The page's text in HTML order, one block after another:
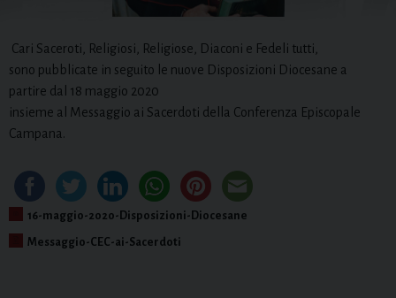
Cari Saceroti, Religiosi, Religiose, Diaconi e Fedeli tutti,
sono pubblicate in seguito le nuove Disposizioni Diocesane a
partire dal 18 maggio 2020
insieme al Messaggio ai Sacerdoti della Conferenza Episcopale
Campana.
16-maggio-2020-Disposizioni-Diocesane
Messaggio-CEC-ai-Sacerdoti